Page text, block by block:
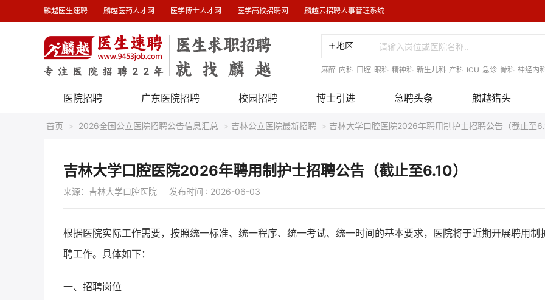
麟越医生速聘 麟越医药人才网 医学博士人才网 医学高校招聘网 麟越云招聘人事管理系统
地区
麻醉 内科 口腔 眼科 精神科 新生儿科 产科 ICU 急诊 骨科 神经内
医院招聘 广东医院招聘 校园招聘 博士引进 急聘头条 麟越猎头
首页 > 2026全国公立医院招聘公告信息汇总 > 吉林公立医院最新招聘 > 吉林大学口腔医院2026年聘用制护士招聘公告（截止至
吉林大学口腔医院2026年聘用制护士招聘公告（截止至6.10）
来源：吉林大学口腔医院 发布时间 : 2026-06-03
根据医院实际工作需要，按照统一标准、统一程序、统一考试、统一时间的基本要求，医院将于近期开展聘用制
聘工作。具体如下：
一、招聘岗位